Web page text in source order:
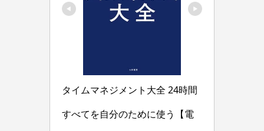
タイムマネジメント大全 24時間
すべてを自分のために使う【電